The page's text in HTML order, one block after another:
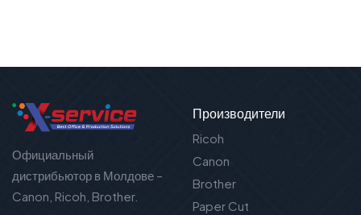
Официальный
дистрибьютор в Молдове –
Canon, Ricoh, Brother.
Производители
Ricoh
Canon
Brother
Paper Cut